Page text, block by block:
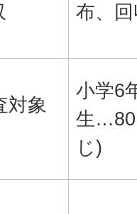
布、
対象
小学6
生
じ)